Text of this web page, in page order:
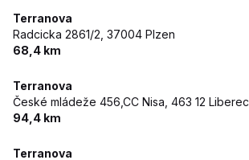
Terranova
Radcicka 2861/2, 37004 Plzen
68,4 km
Terranova
České mládeže 456,CC Nisa, 463 12 Liberec
94,4 km
Terranova